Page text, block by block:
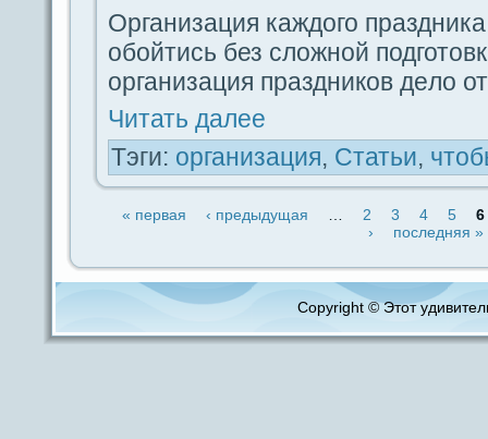
Организация каждого
обойтись без сложной
организация пpaздников дeло
Читать дaлее
Тэги: организация, Статьи,
« первая ‹ предыдущая 2 3 4 5
6
›
последняя »
Copyright © Этот